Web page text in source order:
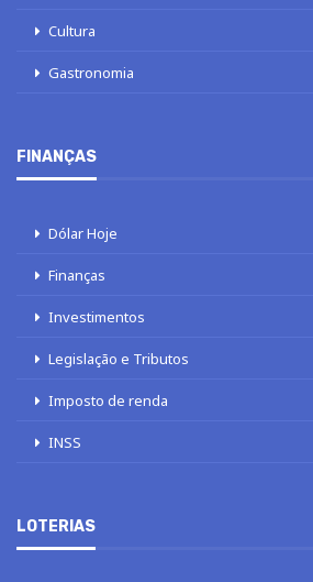
Cultura
Gastronomia
FINANÇAS
Dólar Hoje
Finanças
Investimentos
Legislação e Tributos
Imposto de renda
INSS
LOTERIAS